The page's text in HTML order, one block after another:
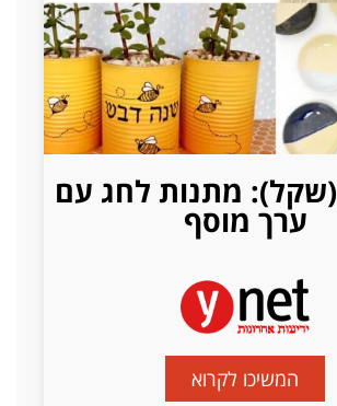
עד 120 (שקל): מתנות לחג עם
ערך מוסף
המשיכו לקרוא